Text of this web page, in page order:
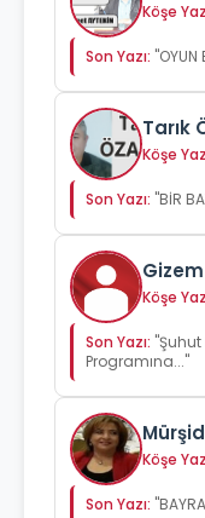
Köşe
Son Yazı: "OYUN
Tarık
Köşe
Son Yazı: "BİR
Köşe
Son Yazı:
Programına..."
Köşe
Son Yazı: